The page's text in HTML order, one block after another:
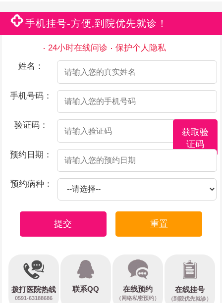
手机挂号-方便,到院优先就诊！
24小时在线问诊
保护个人隐私
姓名：
手机号码：
验证码：
获取验
证码
预约日期：
预约病种：
提交 重置
拨打医院热线
0591-63188686
联系QQ 在线预约
（网络私密预约）
在线挂号
（到院优先就诊）